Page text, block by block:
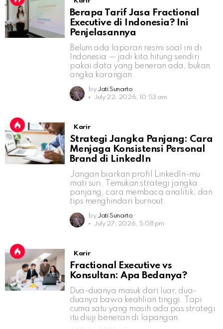
Berapa Tarif Jasa Fractional
Executive di Indonesia? Ini
Penjelasannya
Belum ada laporan resmi soal ini di
Indonesia — jadi kita hitung sendiri
pakai data yang beneran ada, bukan
angka karangan.
by Jati Sunarto
July 22, 2026, 10:53 am
Karir
Strategi Jangka Panjang: Cara
Menjaga Konsistensi Personal
Brand di LinkedIn
Jangan biarkan profil LinkedIn-mu
mati suri. Temukan strategi jangka
panjang, cara membaca analitik, dan
tips menghindari burnout.
by Jati Sunarto
July 27, 2026, 5:08 pm
Karir
Fractional Executive vs
Konsultan: Apa Bedanya?
Dua-duanya masuk dari luar, dua-
duanya bawa keahlian tinggi. Tapi
cuma satu yang masih ada pas strategi
itu diuji beneran di lapangan.